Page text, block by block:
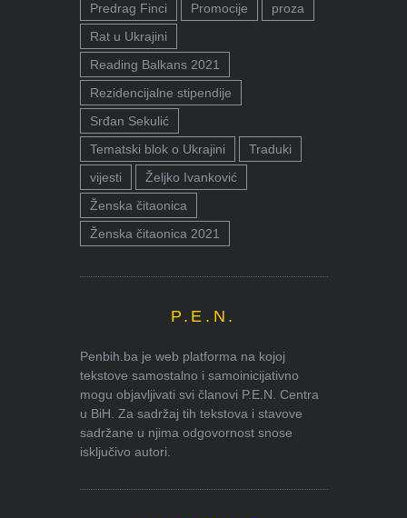
Predrag Finci
Promocije
proza
Rat u Ukrajini
Reading Balkans 2021
Rezidencijalne stipendije
Srđan Sekulić
Tematski blok o Ukrajini
Traduki
vijesti
Željko Ivanković
Ženska čitaonica
Ženska čitaonica 2021
P.E.N.
Penbih.ba je web platforma na kojoj
tekstove samostalno i samoinicijativno
mogu objavljivati svi članovi P.E.N. Centra
u BiH. Za sadržaj tih tekstova i stavove
sadržane u njima odgovornost snose
isključivo autori.